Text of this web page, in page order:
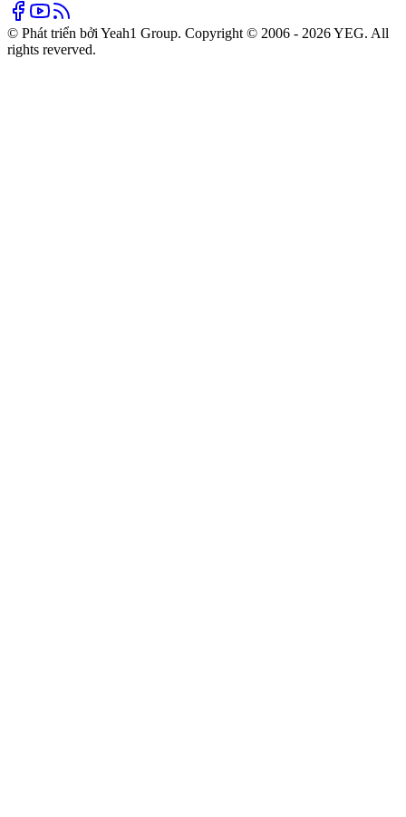
© Phát triển bởi Yeah1 Group. Copyright © 2006 - 2026 YEG. All
rights reverved.